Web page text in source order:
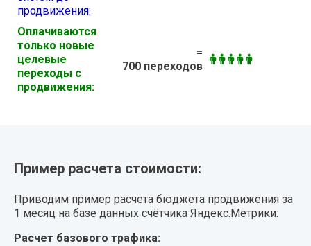
продвижения:
Оплачиваются
только новые
целевые
переходы с
продвижения:
=
700 переходов
Пример расчета стоимости:
Приводим пример расчета бюджета продвижения за
1 месяц на базе данных счётчика Яндекс.Метрики:
Расчет базового трафика: